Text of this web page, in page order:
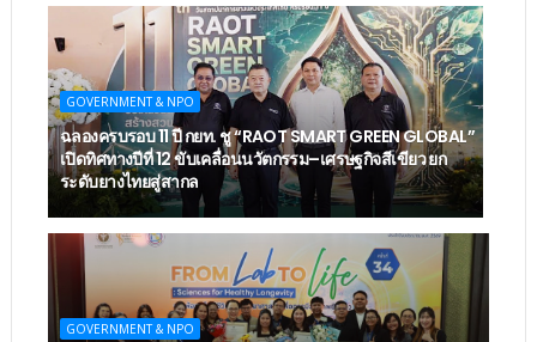
GOVERNMENT & NPO
ฉลองครบรอบ 11 ปี กยท. ชู “RAOT SMART GREEN GLOBAL”
เปิดทิศทางปีที่ 12 ขับเคลื่อนนวัตกรรม–เศรษฐกิจสีเขียว ยก
ระดับยางไทยสู่สากล
GOVERNMENT & NPO